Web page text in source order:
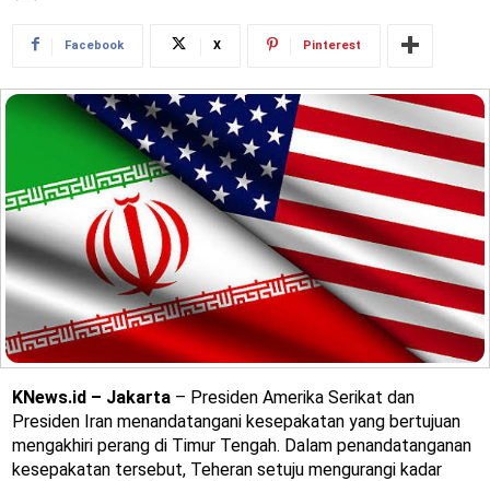
Facebook X Pinterest
KNews.id – Jakarta – Presiden Amerika Serikat dan
Presiden Iran menandatangani kesepakatan yang bertujuan
mengakhiri perang di Timur Tengah. Dalam penandatanganan
kesepakatan tersebut, Teheran setuju mengurangi kadar